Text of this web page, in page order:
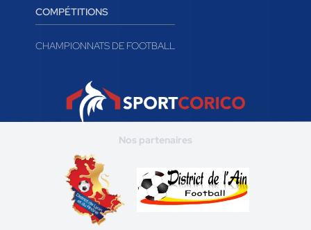
COMPÉTITIONS
CHAMPIONNATS DE FOOTBALL
Nos partenaires